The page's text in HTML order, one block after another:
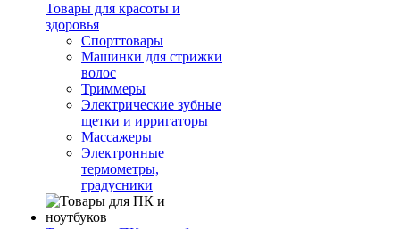
Товары для красоты и
здоровья
Спорттовары
Машинки для стрижки
волос
Триммеры
Электрические зубные
щетки и ирригаторы
Массажеры
Электронные
термометры,
градусники